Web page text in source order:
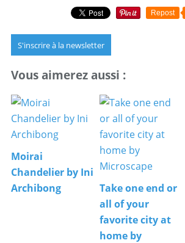
Repost
S'inscrire à la newsletter
Vous aimerez aussi :
Moirai
Chandelier by Ini
Archibong
Take one end or
all of your
favorite city at
home by